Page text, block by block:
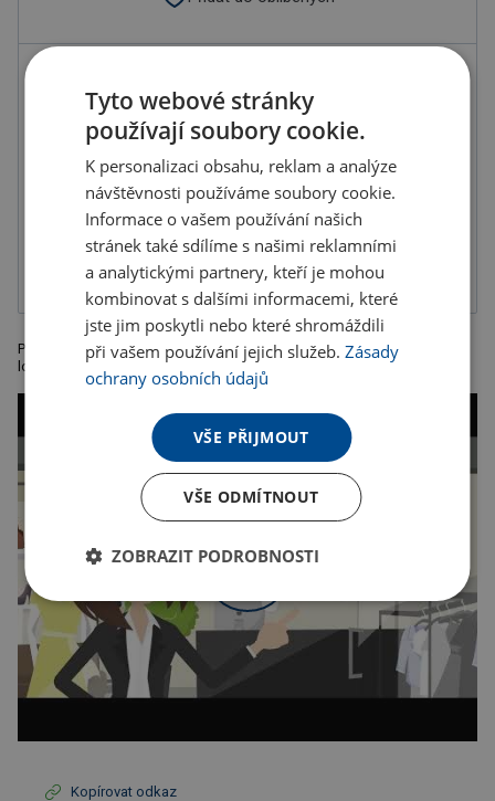
UV tisk na bílý
Tampónový tisk
1-složková
barva, balené v
Plastový zapalovač, nabíjený přes USB kabel a svítí bez plamene. Vaše
logo vytiskneme na zapalovač.
Kopírovat odkaz
Tyto webové stránky
používají soubory cookie.
K personalizaci obsahu, reklam a analýze
návštěvnosti používáme soubory cookie.
Informace o vašem používání našich
stránek také sdílíme s našimi reklamními
a analytickými partnery, kteří je mohou
kombinovat s dalšími informacemi, které
jste jim poskytli nebo které shromáždili
při vašem používání jejich služeb.Zásady
ochrany osobních údajů
VŠE PŘIJMOUT
VŠE ODMÍTNOUT
ZOBRAZIT PODROBNOSTI